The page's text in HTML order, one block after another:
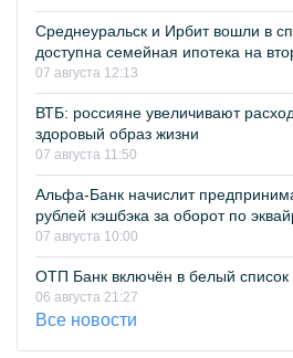
Среднеуральск и Ирбит вошли в
доступна семейная ипотека на
07 августа 12:13
ВТБ: россияне увеличивают
здоровый образ жизни
07 августа 11:50
Альфа-Банк начислит
рублей кэшбэка за оборот по
07 августа 10:00
ОТП Банк включён в белый
06 августа 21:27
Все новости